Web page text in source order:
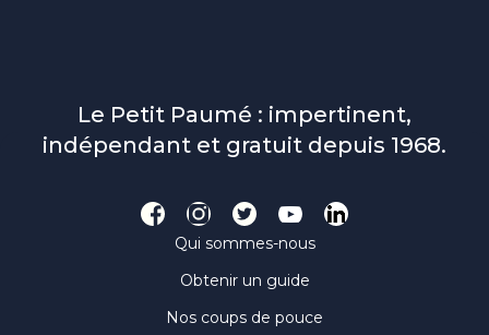
Le Petit Paumé : impertinent,
indépendant et gratuit depuis 1968.
Qui sommes-nous
Obtenir un guide
Nos coups de pouce